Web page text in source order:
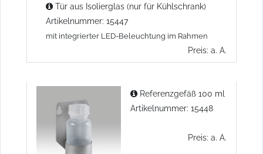
Tür aus Isolierglas (nur für Kühlschrank)
Artikelnummer: 15447
mit integrierter LED-Beleuchtung im Rahmen
Preis: a. A.
Referenzgefäß 100 ml
Artikelnummer: 15448
Preis: a. A.